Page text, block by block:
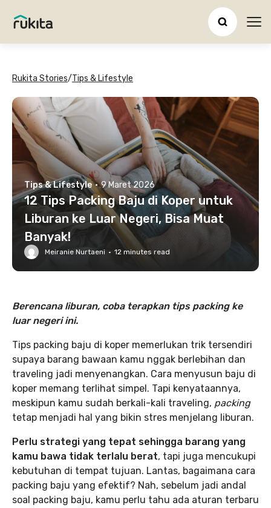
Rukita Stories/Tips & Lifestyle
Tips & Lifestyle · 9 Maret 2026
12 Tips Packing Baju di Koper untuk
Liburan ke Luar Negeri, Bisa Muat
Banyak!
Meiranie Nurtaeni · 12 minutes read
Berencana liburan, coba terapkan tips packing ke
luar negeri ini.
Tips packing baju di koper memerlukan trik tersendiri
supaya barang bawaan kamu nggak berlebihan dan
traveling jadi menyenangkan. Cara menyusun baju di
koper memang terlihat simpel. Tapi kenyataannya,
meskipun kamu sudah berkali-kali traveling, packing
tetap menjadi hal yang bikin stres menjelang liburan.
Perlu strategi yang tepat sehingga barang yang
kamu bawa tidak terlalu berat, tapi juga mencukupi
kebutuhan di tempat tujuan. Lantas, bagaimana cara
packing baju yang efektif? Nah, sebelum jadi andal
soal packing baju, kamu perlu tahu ada aturan terbaru